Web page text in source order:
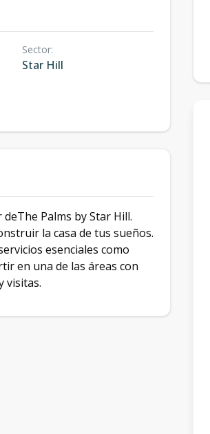
Sector:
Star Hill
Palms by Star Hill.
la casa de tus sueños.
esenciales como
en una de las áreas con
visitas.